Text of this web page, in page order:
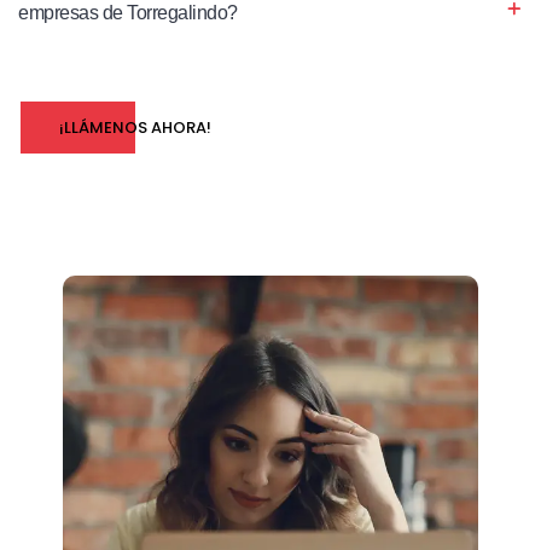
empresas de Torregalindo?
¡LLÁMENOS AHORA!